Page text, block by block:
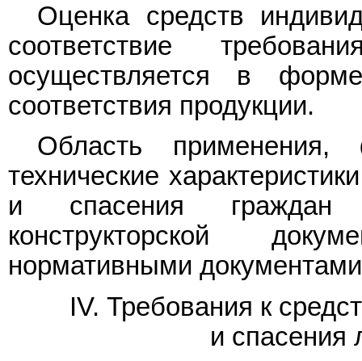
Оценка средств
соответствие
осуществляется в форме
соответствия продукции.
Область применения,
технические
и спасения граждан
конструкторской
нормативными
IV. Требования к
и спасения